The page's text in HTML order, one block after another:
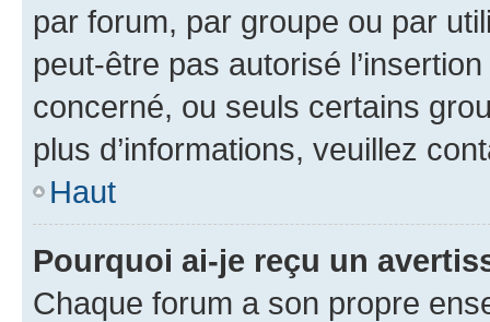
par forum, par groupe ou par
peut-être pas autorisé
concerné, ou seuls certains
plus d’informations, veuillez
Haut
Pourquoi ai-je reçu un
Chaque forum a son propre